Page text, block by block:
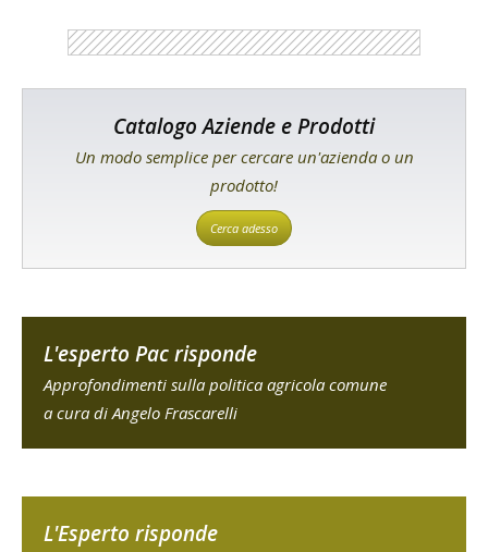
Catalogo Aziende e Prodotti
Un modo semplice per cercare un'azienda o un
prodotto!
Cerca adesso
L'esperto Pac risponde
Approfondimenti sulla politica agricola comune
a cura di Angelo Frascarelli
L'Esperto risponde